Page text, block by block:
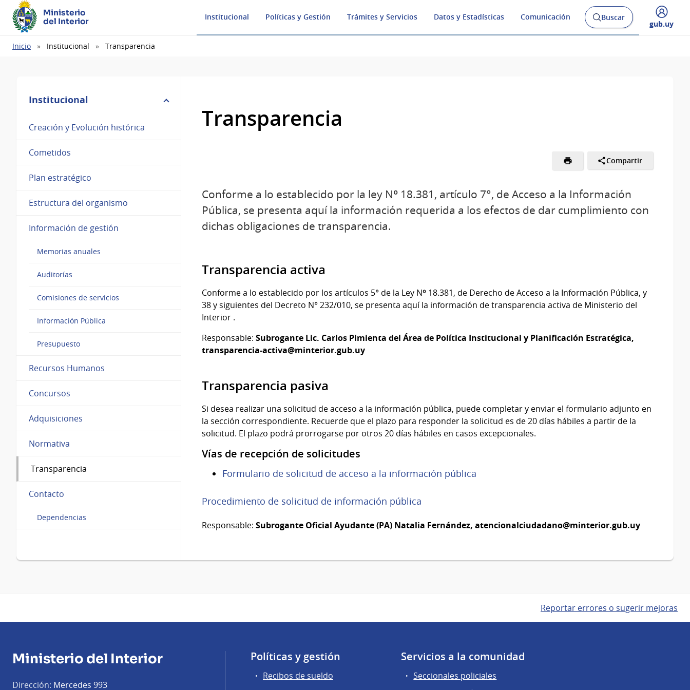
Ministerio
del Interior
Institucional Políticas y Gestión Trámites y Servicios Datos y Estadísticas Comunicación
Abrir
buscador
Buscar
Desplegar
gub.uy
Ruta
Inicio Institucional Transparencia
Institucional
Creación y Evolución histórica
Cometidos
Plan estratégico
Estructura del organismo
Información de gestión
Memorias anuales
Auditorías
Comisiones de servicios
Información Pública
Presupuesto
Recursos Humanos
Concursos
Adquisiciones
Normativa
Transparencia
Contacto
Dependencias
Transparencia
Compartir
Conforme a lo establecido por la ley Nº 18.381, artículo 7°, de Acceso a la Información
Pública, se presenta aquí la información requerida a los efectos de dar cumplimiento con
dichas obligaciones de transparencia.
Transparencia activa
Conforme a lo establecido por los artículos 5° de la Ley Nº 18.381, de Derecho de Acceso a la Información Pública, y
38 y siguientes del Decreto N° 232/010, se presenta aquí la información de transparencia activa de Ministerio del
Interior .
Responsable: Subrogante Lic. Carlos Pimienta del Área de Política Institucional y Planificación Estratégica,
transparencia-activa@minterior.gub.uy
Transparencia pasiva
Si desea realizar una solicitud de acceso a la información pública, puede completar y enviar el formulario adjunto en
la sección correspondiente. Recuerde que el plazo para responder la solicitud es de 20 días hábiles a partir de la
solicitud. El plazo podrá prorrogarse por otros 20 días hábiles en casos excepcionales.
Vías de recepción de solicitudes
Formulario de solicitud de acceso a la información pública
Procedimiento de solicitud de información pública
Responsable: Subrogante Oficial Ayudante (PA) Natalia Fernández, atencionalciudadano@minterior.gub.uy
Reportar errores o sugerir mejoras
Ministerio del Interior
Dirección: Mercedes 993
Políticas y gestión
Recibos de sueldo
Servicios a la comunidad
Seccionales policiales